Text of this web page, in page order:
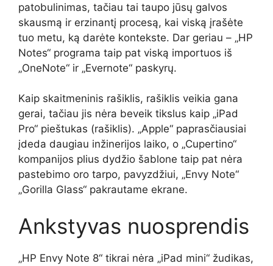
patobulinimas, tačiau tai taupo jūsų galvos
skausmą ir erzinantį procesą, kai viską įrašėte
tuo metu, ką darėte kontekste. Dar geriau – „HP
Notes“ programa taip pat viską importuos iš
„OneNote“ ir „Evernote“ paskyrų.
Kaip skaitmeninis rašiklis, rašiklis veikia gana
gerai, tačiau jis nėra beveik tikslus kaip „iPad
Pro“ pieštukas (rašiklis). „Apple“ paprasčiausiai
įdeda daugiau inžinerijos laiko, o „Cupertino“
kompanijos plius dydžio šablone taip pat nėra
pastebimo oro tarpo, pavyzdžiui, „Envy Note“
„Gorilla Glass“ pakrautame ekrane.
Ankstyvas nuosprendis
„HP Envy Note 8“ tikrai nėra „iPad mini“ žudikas,